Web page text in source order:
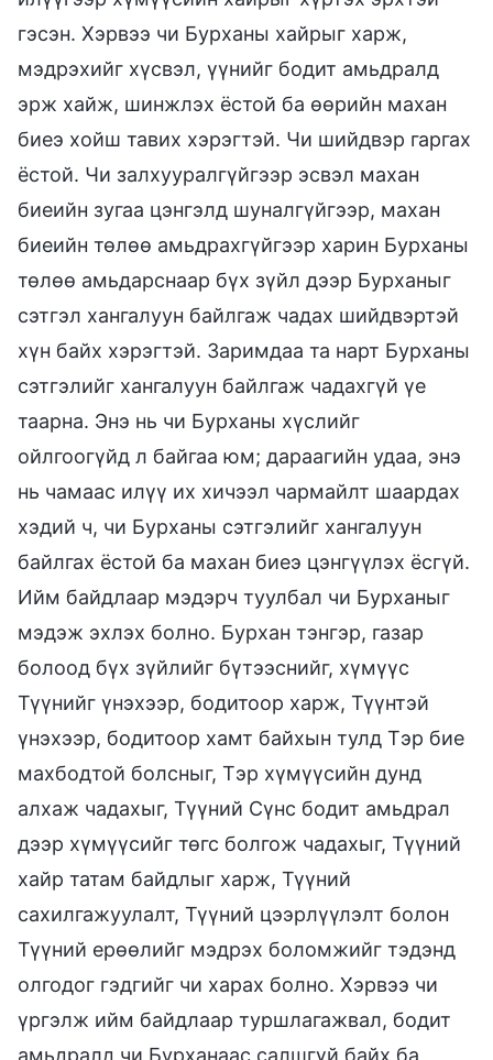
гэсэн. Хэрвээ чи Бурханы хайрыг харж,
мэдрэхийг хүсвэл, үүнийг бодит амьдралд
эрж хайж, шинжлэх ёстой ба өөрийн махан
биеэ хойш тавих хэрэгтэй. Чи шийдвэр гаргах
ёстой. Чи залхууралгүйгээр эсвэл махан
биеийн зугаа цэнгэлд шуналгүйгээр, махан
биеийн төлөө амьдрахгүйгээр харин Бурханы
төлөө амьдарснаар бүх зүйл дээр Бурханыг
сэтгэл хангалуун байлгаж чадах шийдвэртэй
хүн байх хэрэгтэй. Заримдаа та нарт Бурханы
сэтгэлийг хангалуун байлгаж чадахгүй үе
таарна. Энэ нь чи Бурханы хүслийг
ойлгоогүйд л байгаа юм; дараагийн удаа, энэ
нь чамаас илүү их хичээл чармайлт шаардах
хэдий ч, чи Бурханы сэтгэлийг хангалуун
байлгах ёстой ба махан биеэ цэнгүүлэх ёсгүй.
Ийм байдлаар мэдэрч туулбал чи Бурханыг
мэдэж эхлэх болно. Бурхан тэнгэр, газар
болоод бүх зүйлийг бүтээснийг, хүмүүс
Түүнийг үнэхээр, бодитоор харж, Түүнтэй
үнэхээр, бодитоор хамт байхын тулд Тэр бие
махбодтой болсныг, Тэр хүмүүсийн дунд
алхаж чадахыг, Түүний Сүнс бодит амьдрал
дээр хүмүүсийг төгс болгож чадахыг, Түүний
хайр татам байдлыг харж, Түүний
сахилгажуулалт, Түүний цээрлүүлэлт болон
Түүний ерөөлийг мэдрэх боломжийг тэдэнд
олгодог гэдгийг чи харах болно. Хэрвээ чи
үргэлж ийм байдлаар туршлагажвал, бодит
амьдралд чи Бурханаас салшгүй байх ба